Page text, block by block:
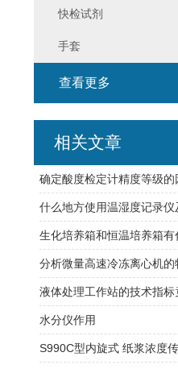
快检试剂
手套
查看更多
相关文章
确定酸度检定计精度等级的
什么地方使用温湿度记录仪
生化培养箱和恒温培养箱有
分析微量高速冷冻离心机的
水分仪作用
S990C型内旋式 纸浆浓度